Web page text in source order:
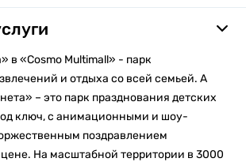
в «Cosmo Multimall» - парк
и отдыха со всей семьей. А
– это парк празднования детских
ключ, с анимационными и шоу-
поздравлением
На масштабной территории в 3000